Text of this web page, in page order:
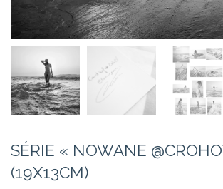
SÉRIE « NOWANE
(19X13CM)